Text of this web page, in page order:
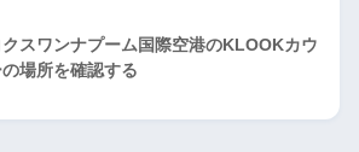
スワンナプーム国際空港のKLOOKカウ
場所を確認する